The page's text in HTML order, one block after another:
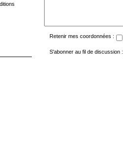
Retenir mes coordonnées :
S'abonner au fil de discussion :